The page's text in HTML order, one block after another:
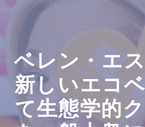
ベレン・エ
新しいエコ
て生態学的